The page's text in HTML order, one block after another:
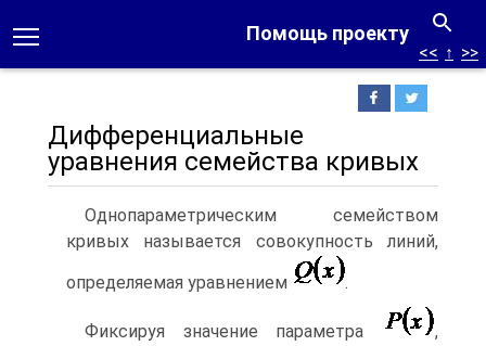
Помощь проекту
<< ↑ >>
Дифференциальные
уравнения семейства кривых
Однопараметрическим семейством
кривых называется совокупность линий,
определяемая уравнением
.
Фиксируя значение параметра
,